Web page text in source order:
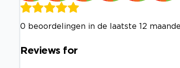
0 beoordelingen in de laatste 12
Reviews for